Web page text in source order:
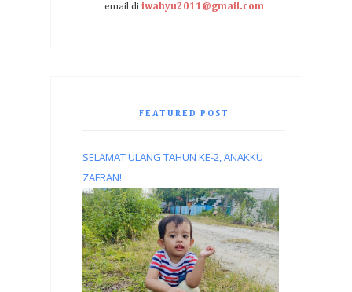
email di iwahyu2011@gmail.com
FEATURED POST
SELAMAT ULANG TAHUN KE-2, ANAKKU
ZAFRAN!